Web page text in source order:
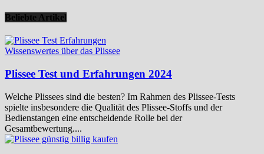
Beliebte Artikel
Wissenswertes über das Plissee
Plissee Test und Erfahrungen 2024
Welche Plissees sind die besten? Im Rahmen des Plissee-Tests
spielte insbesondere die Qualität des Plissee-Stoffs und der
Bedienstangen eine entscheidende Rolle bei der
Gesamtbewertung....